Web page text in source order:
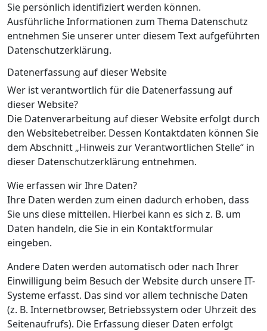
Sie persönlich identifiziert werden können.
Ausführliche Informationen zum Thema Datenschutz
entnehmen Sie unserer unter diesem Text aufgeführten
Datenschutzerklärung.
Datenerfassung auf dieser Website
Wer ist verantwortlich für die Datenerfassung auf
dieser Website?
Die Datenverarbeitung auf dieser Website erfolgt durch
den Websitebetreiber. Dessen Kontaktdaten können Sie
dem Abschnitt „Hinweis zur Verantwortlichen Stelle“ in
dieser Datenschutzerklärung entnehmen.
Wie erfassen wir Ihre Daten?
Ihre Daten werden zum einen dadurch erhoben, dass
Sie uns diese mitteilen. Hierbei kann es sich z. B. um
Daten handeln, die Sie in ein Kontaktformular
eingeben.
Andere Daten werden automatisch oder nach Ihrer
Einwilligung beim Besuch der Website durch unsere IT-
Systeme erfasst. Das sind vor allem technische Daten
(z. B. Internetbrowser, Betriebssystem oder Uhrzeit des
Seitenaufrufs). Die Erfassung dieser Daten erfolgt